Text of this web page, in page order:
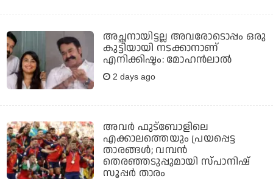
അച്ഛനായിട്ടല്ല അവരോടൊപ്പം ഒരു
കുട്ടിയായി നടക്കാനാണ്
എനിക്കിഷ്ടം: മോഹൻലാൽ
2 days ago
അവര്‍ ഫുട്‌ബോളിലെ
എക്കാലത്തെയും പ്രയപ്പെട്ട
താരങ്ങള്‍; വമ്പന്‍
തെരഞ്ഞടുപ്പുമായി സ്പാനിഷ്
സൂപ്പര്‍ താരം